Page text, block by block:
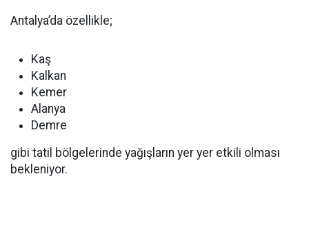
Antalya’da özellikle;
Kaş
Kalkan
Kemer
Alanya
Demre
gibi tatil bölgelerinde yağışların yer yer etkili olması
bekleniyor.